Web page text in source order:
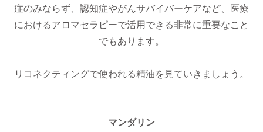
症のみならず、認知症やがんサバイバーケアなど、医療
におけるアロマセラピーで活用できる非常に重要なこと
でもあります。
リコネクティングで使われる精油を見ていきましょう。
マンダリン